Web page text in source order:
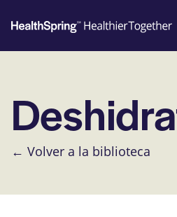
← Volver a la biblioteca